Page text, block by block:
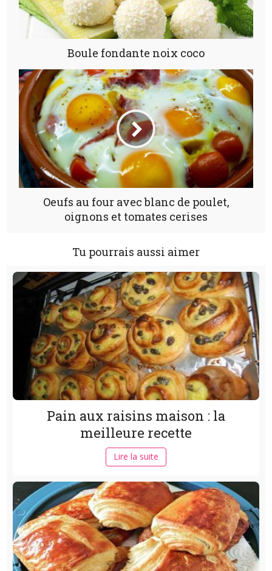
Boule fondante noix coco
Oeufs au four avec blanc de poulet,
oignons et tomates cerises
Tu pourrais aussi aimer
Pain aux raisins maison : la
meilleure recette
Lire la suite